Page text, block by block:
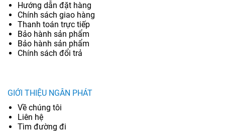
Hướng dẫn đặt hàng
Chính sách giao hàng
Thanh toán trực tiếp
Bảo hành sản phẩm
Bảo hành sản phẩm
Chính sách đổi trả
GIỚI THIỆU NGÂN PHÁT
Về chúng tôi
Liên hệ
Tìm đường đi